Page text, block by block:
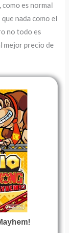
es normal
nada como el
no todo es
mejor precio de